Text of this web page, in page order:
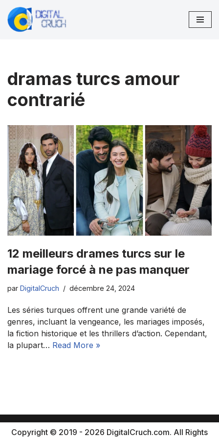
Aller
dramas turcs amour
contrarié
12 meilleurs drames turcs sur le
mariage forcé à ne pas manquer
par DigitalCruch décembre 24, 2024
Les séries turques offrent une grande variété de
genres, incluant la vengeance, les mariages imposés,
la fiction historique et les thrillers d’action. Cependant,
la plupart… Read More »
Copyright © 2019 - 2026 DigitalCruch.com. All Rights